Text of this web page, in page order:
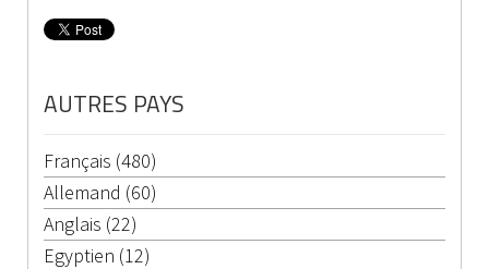
AUTRES PAYS
Français (480)
Allemand (60)
Anglais (22)
Egyptien (12)